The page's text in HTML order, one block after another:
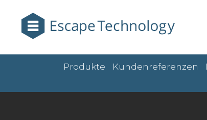
Produkte Kundenreferenzen